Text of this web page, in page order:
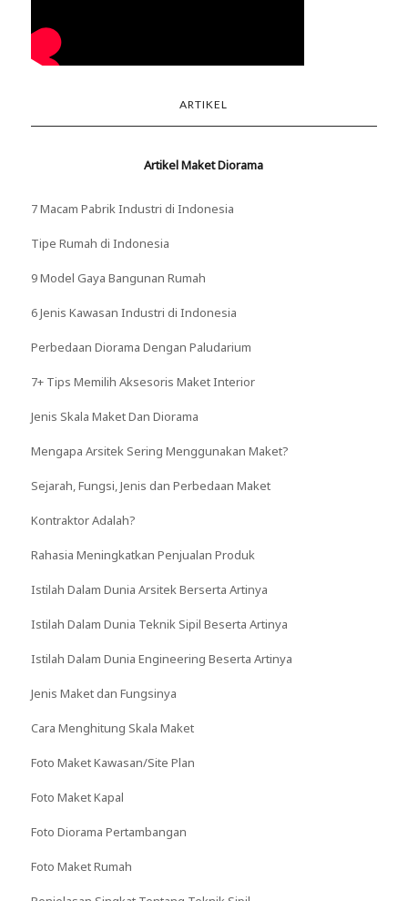
ARTIKEL
Artikel Maket Diorama
7 Macam Pabrik Industri di Indonesia
Tipe Rumah di Indonesia
9 Model Gaya Bangunan Rumah
6 Jenis Kawasan Industri di Indonesia
Perbedaan Diorama Dengan Paludarium
7+ Tips Memilih Aksesoris Maket Interior
Jenis Skala Maket Dan Diorama
Mengapa Arsitek Sering Menggunakan Maket?
Sejarah, Fungsi, Jenis dan Perbedaan Maket
Kontraktor Adalah?
Rahasia Meningkatkan Penjualan Produk
Istilah Dalam Dunia Arsitek Berserta Artinya
Istilah Dalam Dunia Teknik Sipil Beserta Artinya
Istilah Dalam Dunia Engineering Beserta Artinya
Jenis Maket dan Fungsinya
Cara Menghitung Skala Maket
Foto Maket Kawasan/Site Plan
Foto Maket Kapal
Foto Diorama Pertambangan
Foto Maket Rumah